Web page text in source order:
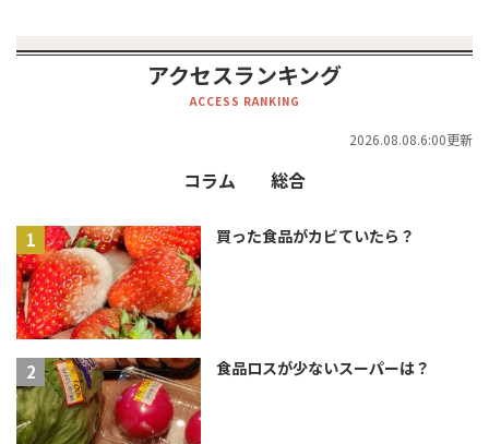
アクセスランキング
ACCESS RANKING
2026.08.08.6:00更新
コラム 総合
買った食品がカビていたら？
食品ロスが少ないスーパーは？